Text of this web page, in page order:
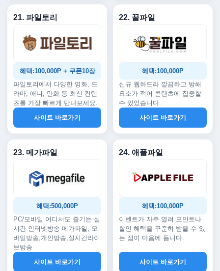
21. 파일토리
혜택:100,000P + 쿠폰10장
파일토리에서 다양한 영화, 드
라마, 애니, 만화 등 최신 컨텐
츠를 가장 빠르게 만나보세요.
사이트 바로가기
22. 꿀파일
혜택:100,000P
신규 웹하드라 깔끔하고 방해
요소가 적어 콘텐츠에 집중할
수 있었습니다.
사이트 바로가기
23. 메가파일
혜택:500,000P
PC/모바일 어디서도 즐기는 실
시간 인터넷방송 메가파일, 모
바일방송,개인방송,실시간라이
브방송
사이트 바로가기
24. 애플파일
혜택:100,000P
이벤트가 자주 열려 포인트나
할인 혜택을 꾸준히 받을 수 있
는 점이 마음에 듭니다.
사이트 바로가기